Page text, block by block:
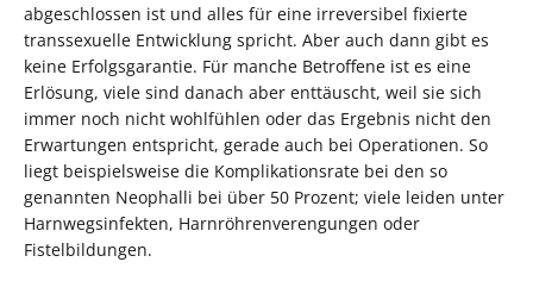
abgeschlossen ist und alles für eine irreversibel fixierte
transsexuelle Entwicklung spricht. Aber auch dann gibt es
keine Erfolgsgarantie. Für manche Betroffene ist es eine
Erlösung, viele sind danach aber enttäuscht, weil sie sich
immer noch nicht wohlfühlen oder das Ergebnis nicht den
Erwartungen entspricht, gerade auch bei Operationen. So
liegt beispielsweise die Komplikationsrate bei den so
genannten Neophalli bei über 50 Prozent; viele leiden unter
Harnwegsinfekten, Harnröhrenverengungen oder
Fistelbildungen.